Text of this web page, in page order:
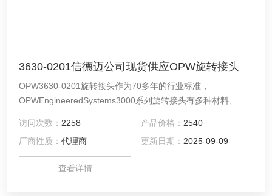
3630-0201信德迈公司现货供应OPW旋转接头
OPW3630-0201旋转接头作为70多年的行业标准，
OPWEngineeredSystems3000系列旋转接头有多种材料、尺
访问次数： 2258 产品价格： 2540
厂商性质：代理商 更新日期： 2025-09-09
查看详情